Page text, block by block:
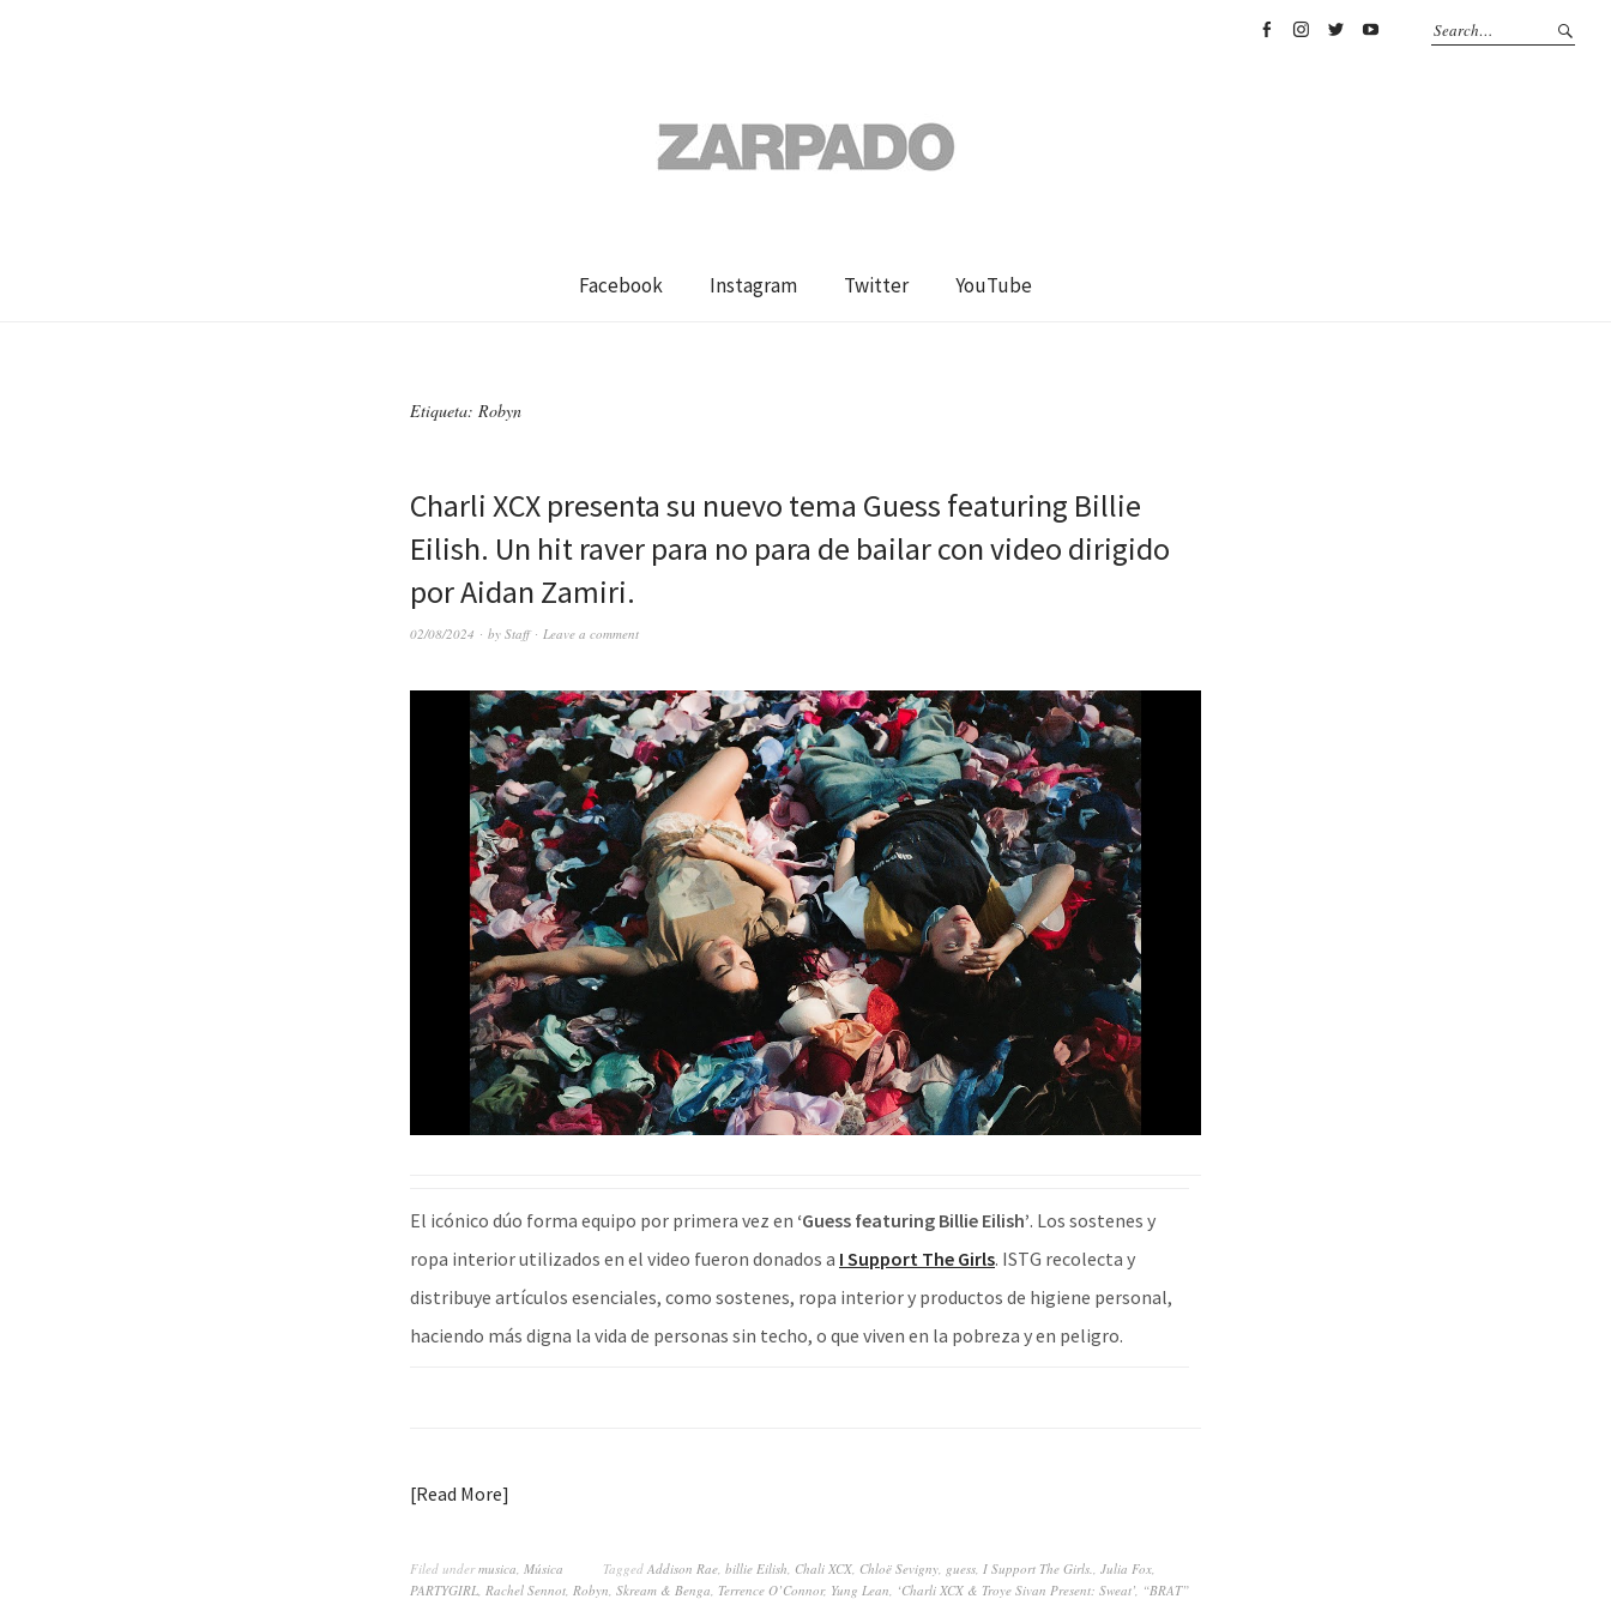
Facebook Instagram Twitter YouTube
Etiqueta: Robyn
Charli XCX presenta su nuevo tema Guess featuring Billie
Eilish. Un hit raver para no para de bailar con video dirigido
por Aidan Zamiri.
02/08/2024 by Staff Leave a comment
El icónico dúo forma equipo por primera vez en ‘Guess featuring Billie Eilish’. Los sostenes y
ropa interior utilizados en el video fueron donados a I Support The Girls. ISTG recolecta y
distribuye artículos esenciales, como sostenes, ropa interior y productos de higiene personal,
haciendo más digna la vida de personas sin techo, o que viven en la pobreza y en peligro.
Read More
Filed undermusica, Música Tagged Addison Rae, billie Eilish, Chali XCX, Chloë Sevigny, guess, I Support The Girls., Julia Fox,
PARTYGIRL, Rachel Sennot, Robyn, Skream & Benga, Terrence O’Connor, Yung Lean, ‘Charli XCX & Troye Sivan Present: Sweat’, “BRAT”